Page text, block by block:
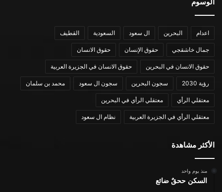
الوسوم
اعدام البحرين ال سعود السعودية القطيف
جمال خاشقجي حقوق الإنسان حقوق الانسان
حقوق الانسان في البحرين حقوق الانسان في الجزيرة العربية
رؤية 2030 سجون البحرين سجون ال سعود محمد بن سلمان
معتقلي الرأي معتقلي الرأي في البحرين
معتقلي الرأي في الجزيرة العربية نظام ال سعود
الأكثر مشاهدة
منذ يوم واحد
السكن ححقٌ ضائع